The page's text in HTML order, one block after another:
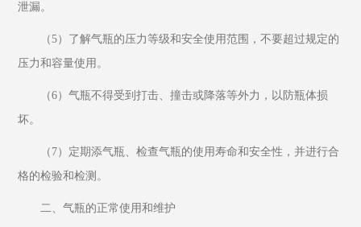
泄漏。
（5）了解气瓶的压力等级和安全使用范围，不要超过规定的
压力和容量使用。
（6）气瓶不得受到打击、撞击或降落等外力，以防瓶体损
坏。
（7）定期添气瓶、检查气瓶的使用寿命和安全性，并进行合
格的检验和检测。
二、气瓶的正常使用和维护